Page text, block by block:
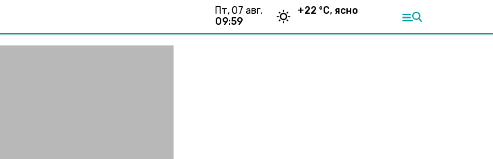
пт, 07 авг.
09:59
+22 °С, ясно